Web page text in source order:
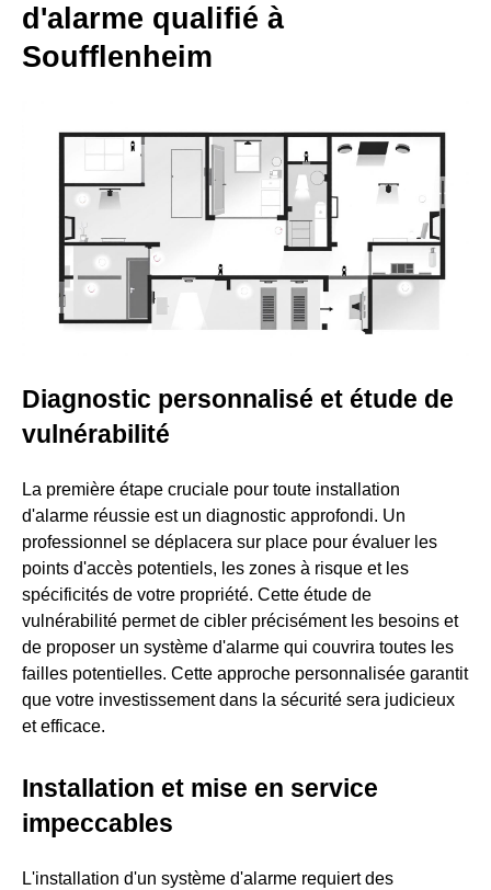
d'alarme qualifié à
Soufflenheim
Diagnostic personnalisé et étude de
vulnérabilité
La première étape cruciale pour toute installation
d'alarme réussie est un diagnostic approfondi. Un
professionnel se déplacera sur place pour évaluer les
points d'accès potentiels, les zones à risque et les
spécificités de votre propriété. Cette étude de
vulnérabilité permet de cibler précisément les besoins et
de proposer un système d'alarme qui couvrira toutes les
failles potentielles. Cette approche personnalisée garantit
que votre investissement dans la sécurité sera judicieux
et efficace.
Installation et mise en service
impeccables
L'installation d'un système d'alarme requiert des